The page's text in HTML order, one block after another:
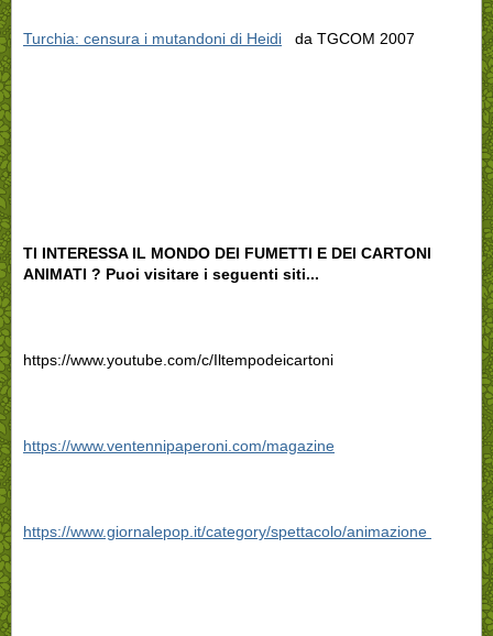
Turchia: censura i mutandoni di Heidi da TGCOM 2007
TI INTERESSA IL MONDO DEI FUMETTI E DEI CARTONI
ANIMATI ? Puoi visitare i seguenti siti...
https://www.youtube.com/c/Iltempodeicartoni
https://www.ventennipaperoni.com/magazine
https://www.giornalepop.it/category/spettacolo/animazione